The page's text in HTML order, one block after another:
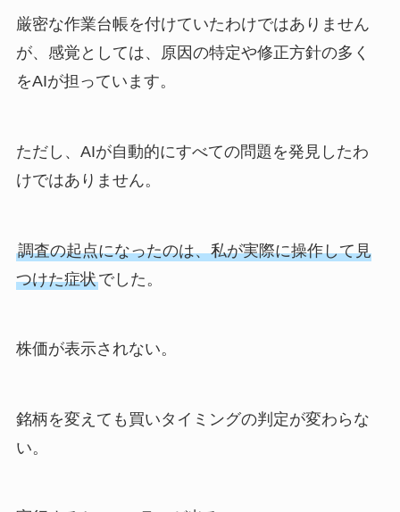
厳密な作業台帳を付けていたわけではありません
が、感覚としては、原因の特定や修正方針の多く
をAIが担っています。
ただし、AIが自動的にすべての問題を発見したわ
けではありません。
調査の起点になったのは、私が実際に操作して見
つけた症状でした。
株価が表示されない。
銘柄を変えても買いタイミングの判定が変わらな
い。